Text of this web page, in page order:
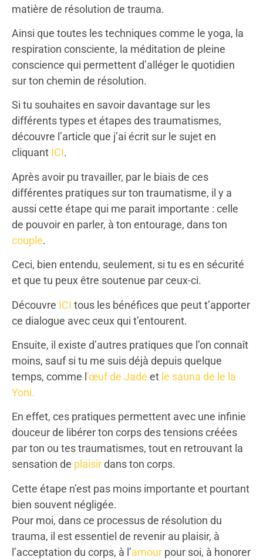
matière de résolution de trauma.
Ainsi que toutes les techniques comme le yoga, la
respiration consciente, la méditation de pleine
conscience qui permettent d’alléger le quotidien
sur ton chemin de résolution.
Si tu souhaites en savoir davantage sur les
différents types et étapes des traumatismes,
découvre l’article que j’ai écrit sur le sujet en
cliquant ICI.
Après avoir pu travailler, par le biais de ces
différentes pratiques sur ton traumatisme, il y a
aussi cette étape qui me parait importante : celle
de pouvoir en parler, à ton entourage, dans ton
couple.
Ceci, bien entendu, seulement, si tu es en sécurité
et que tu peux être soutenue par ceux-ci.
Découvre ICI tous les bénéfices que peut t’apporter
ce dialogue avec ceux qui t’entourent.
Ensuite, il existe d’autres pratiques que l’on connaît
moins, sauf si tu me suis déjà depuis quelque
temps, comme l ’œuf de Jade et le sauna de le la
Yoni.
En effet, ces pratiques permettent avec une infinie
douceur de libérer ton corps des tensions créées
par ton ou tes traumatismes, tout en retrouvant la
sensation de plaisirdans ton corps.
Cette étape n’est pas moins importante et pourtant
bien souvent négligée.
Pour moi, dans ce processus de résolution du
trauma, il est essentiel de revenir au plaisir, à
l’acceptation du corps, à l’amour pour soi, à honorer